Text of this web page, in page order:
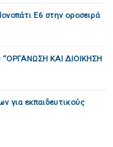
Ε6 στην οροσειρά
ΚΑΙ ΔΙΟΙΚΗΣΗ
για εκπαιδευτικούς